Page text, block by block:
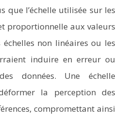
que l’échelle utilisée sur les
proportionnelle aux valeurs
échelles non linéaires ou les
induire en erreur ou
données. Une échelle
la perception des
compromettant ainsi